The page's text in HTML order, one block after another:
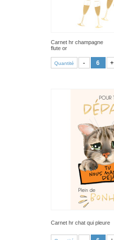
Carnet hr champagne
flute or
Quantité - +
Carnet hr chat qui pleure